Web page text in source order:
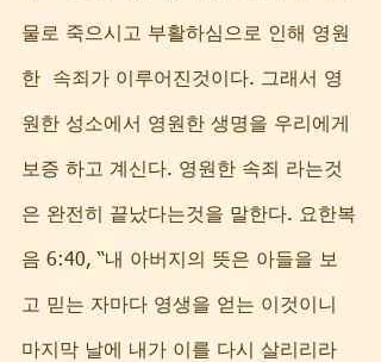
물로 죽으시고 부활하심으로 인해 영원
한  속죄가 이루어진것이다. 그래서 영
원한 성소에서 영원한 생명을 우리에게
보증 하고 계신다. 영원한 속죄 라는것
은 완전히 끝났다는것을 말한다. 요한복
음 6:40, “내 아버지의 뜻은 아들을 보
고 믿는 자마다 영생을 얻는 이것이니
마지막 날에 내가 이를 다시 살리리라